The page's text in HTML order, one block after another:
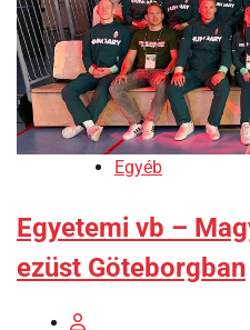
Egyéb
Egyetemi vb –
ezüst Göteborgban